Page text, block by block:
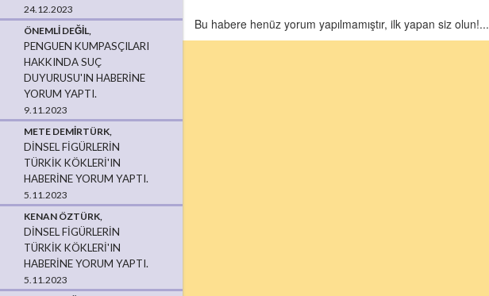
24.12.2023
ÖNEMLI DEĞIL,
PENGUEN KUMPASÇILARI
HAKKINDA SUÇ
DUYURUSU'IN HABERINE
YORUM YAPTI.
9.11.2023
METE DEMIRTÜRK,
DINSEL FIGÜRLERIN
TÜRKIK KÖKLERI'IN
HABERINE YORUM YAPTI.
5.11.2023
KENAN ÖZTÜRK,
DINSEL FIGÜRLERIN
TÜRKIK KÖKLERI'IN
HABERINE YORUM YAPTI.
5.11.2023
Bu habere henüz yorum yapılmamıştır, ilk yapan siz olun!...